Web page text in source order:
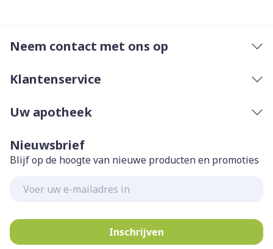
Neem contact met ons op
Klantenservice
Uw apotheek
Nieuwsbrief
Blijf op de hoogte van nieuwe producten en promoties
Inschrijven